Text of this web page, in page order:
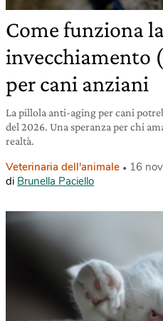
Come funziona
invecchiamento
per cani anziani
La pillola anti-aging per cani
del 2026. Una speranza per chi
realtà.
Veterinaria dell'animale
16
di Brunella Paciello